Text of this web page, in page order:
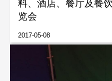
料、酒店、餐厅及餐
览会
2017-05-08